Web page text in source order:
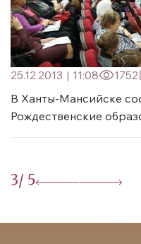
25.12.2013 | 11:08 1752
В Ханты-Мансийске
Рождественские
3/ 5